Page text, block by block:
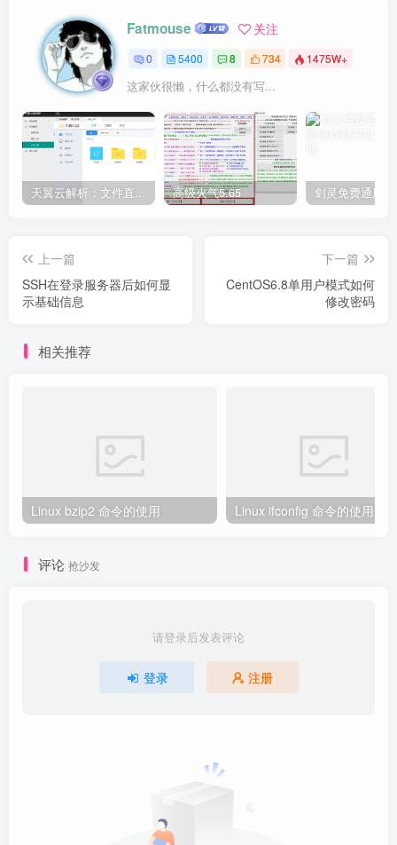
Fatmouse 关注
0 5400 8 734 1475W+
这家伙很懒，什么都没有写...
天翼云解析：文件直链获取源码 高级火气5.65
上一篇
SSH在登录服务器后如何显
示基础信息
下一篇
CentOS6.8单用户模式如何
修改密码
相关推荐
Linux bzip2 命令的使用 Linux ifconfig 命令的使用
评论 抢沙发
请登录后发表评论
登录 注册